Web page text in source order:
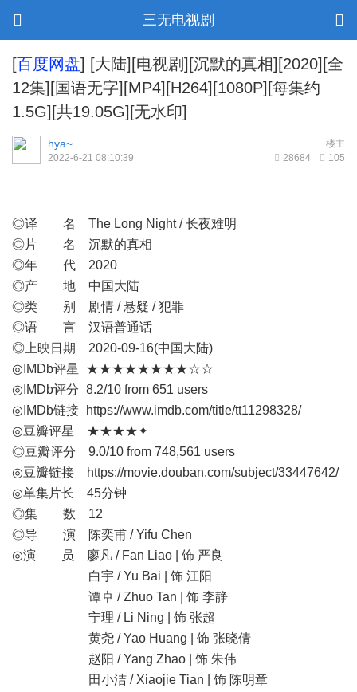
三无电视剧
[百度网盘] [大陆][电视剧][沉默的真相][2020][全
12集][国语无字][MP4][H264][1080P][每集约
1.5G][共19.05G][无水印]
楼主
hya~
28684 105
2022-6-21 08:10:39
◎译 名 The Long Night / 长夜难明
◎片 名 沉默的真相
◎年 代 2020
◎产 地 中国大陆
◎类 别 剧情 / 悬疑 / 犯罪
◎语 言 汉语普通话
◎上映日期 2020-09-16(中国大陆)
◎IMDb评星 ★★★★★★★★☆☆
◎IMDb评分 8.2/10 from 651 users
◎IMDb链接
https://www.imdb.com/title/tt11298328/
◎豆瓣评星 ★★★★✦
◎豆瓣评分 9.0/10 from 748,561 users
◎豆瓣链接
https://movie.douban.com/subject/33447642/
◎单集片长 45分钟
◎集 数 12
◎导 演 陈奕甫 / Yifu Chen
◎演 员 廖凡 / Fan Liao | 饰 严良
白宇 / Yu Bai | 饰 江阳
谭卓 / Zhuo Tan | 饰 李静
宁理 / Li Ning | 饰 张超
黄尧 / Yao Huang | 饰 张晓倩
赵阳 / Yang Zhao | 饰 朱伟
田小洁 / Xiaojie Tian | 饰 陈明章